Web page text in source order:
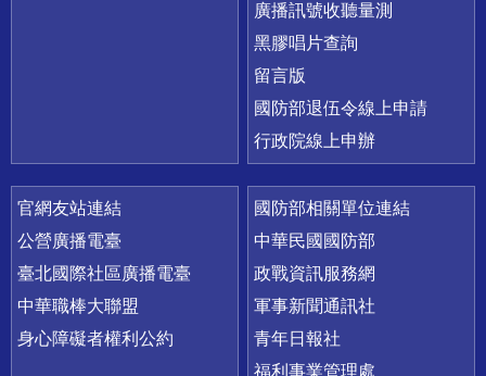
廣播訊號收聽量測
黑膠唱片查詢
留言版
國防部退伍令線上申請
行政院線上申辦
官網友站連結
公營廣播電臺
臺北國際社區廣播電臺
中華職棒大聯盟
身心障礙者權利公約
國防部相關單位連結
中華民國國防部
政戰資訊服務網
軍事新聞通訊社
青年日報社
福利事業管理處